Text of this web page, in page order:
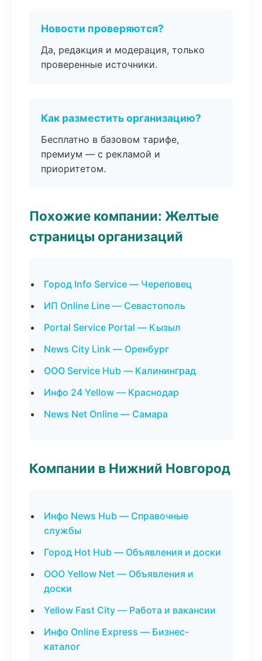
Новости проверяются?
Да, редакция и модерация, только
проверенные источники.
Как разместить организацию?
Бесплатно в базовом тарифе,
премиум — с рекламой и
приоритетом.
Похожие компании: Желтые
страницы организаций
Город Info Service — Череповец
ИП Online Line — Севастополь
Portal Service Portal — Кызыл
News City Link — Оренбург
ООО Service Hub — Калининград
Инфо 24 Yellow — Краснодар
News Net Online — Самара
Компании в Нижний Новгород
Инфо News Hub — Справочные
службы
Город Hot Hub — Объявления и доски
ООО Yellow Net — Объявления и
доски
Yellow Fast City — Работа и вакансии
Инфо Online Express — Бизнес-
каталог